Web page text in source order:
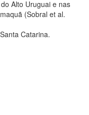
Alto Uruguai e nas
(Sobral et al.
Catarina.